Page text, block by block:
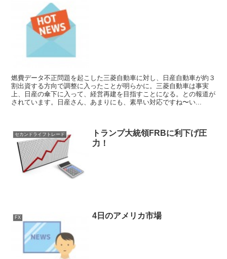
燃費データ不正問題を起こした三菱自動車に対し、日産自動車が約３
割出資する方向で調整に入ったことが明らかに。三菱自動車は事実
上、日産の傘下に入って、経営再建を目指すことになる。との報道が
されています。日産さん、あまりにも、素早い対応ですね〜い...
セカンドライフトレード
トランプ大統領FRBに利下げ圧
力！
FX 4日のアメリカ市場